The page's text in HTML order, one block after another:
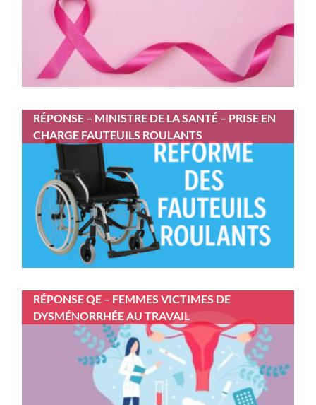
RÉPONSE – MINISTRE DE LA SANTÉ – PRISE EN
CHARGE FAUTEUILS ROULANTS
RÉPONSE QE – FEMMES VICTIMES DE
DYSMÉNORRHÉE AU TRAVAIL